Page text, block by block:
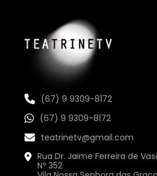
(67) 9 9309-8172
(67) 9 9309-8172
teatrinetv@gmail.com
Rua Dr. Jaime Ferreira de
Nº 352